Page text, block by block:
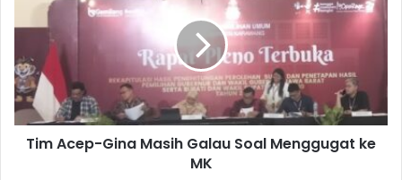
Masih
Soal
Menggugat
ke
MK
Tim Acep-Gina Masih Galau Soal Menggugat ke
MK